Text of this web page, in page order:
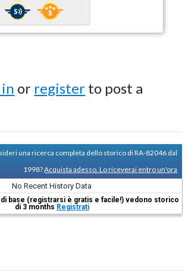
or register to post a
una ricerca completa dello storico di RA-82046 dal
1998?Acquista adesso. Lo riceverai entro un'ora
No Recent History Data
base (registrarsi è gratis e facile!) vedono storico
di 3 months Registrati